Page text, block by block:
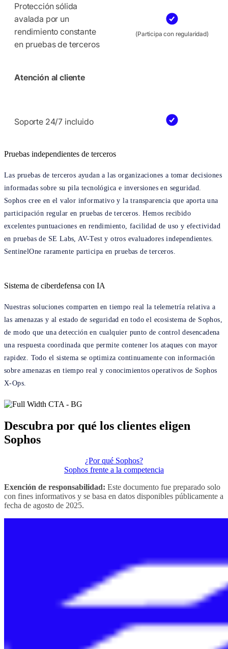
Protección sólida
avalada por un
rendimiento constante
en pruebas de terceros
(Participa con regularidad)
Atención al cliente
Soporte 24/7 incluido
Pruebas independientes de terceros
Las pruebas de terceros ayudan a las organizaciones a tomar decisiones
informadas sobre su pila tecnológica e inversiones en seguridad.
Sophos cree en el valor informativo y la transparencia que aporta una
participación regular en pruebas de terceros. Hemos recibido
excelentes puntuaciones en rendimiento, facilidad de uso y efectividad
en pruebas de SE Labs, AV-Test y otros evaluadores independientes.
SentinelOne raramente participa en pruebas de terceros.
Sistema de ciberdefensa con IA
Nuestras soluciones comparten en tiempo real la telemetría relativa a
las amenazas y al estado de seguridad en todo el ecosistema de Sophos,
de modo que una detección en cualquier punto de control desencadena
una respuesta coordinada que permite contener los ataques con mayor
rapidez. Todo el sistema se optimiza continuamente con información
sobre amenazas en tiempo real y conocimientos operativos de Sophos
X-Ops.
Descubra por qué los clientes eligen
Sophos
¿Por qué Sophos?
Sophos frente a la competencia
Exención de responsabilidad: Este documento fue preparado solo
con fines informativos y se basa en datos disponibles públicamente a
fecha de agosto de 2025.